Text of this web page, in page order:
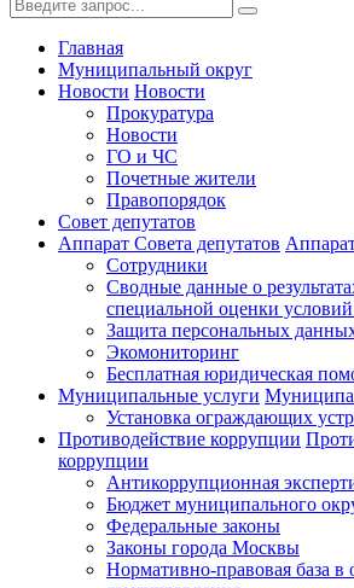
Главная
Муниципальный округ
Новости Новости
Прокуратура
Новости
ГО и ЧС
Почетные жители
Правопорядок
Совет депутатов
Аппарат Совета депутатов
Сотрудники
Сводные данные о
специальной оценки условий
Защита персональных
Экомониторинг
Бесплатная юридическая
Муниципальные услуги
Установка ограждающих
Противодействие коррупции
коррупции
Антикоррупционная
Бюджет муниципального
Федеральные законы
Законы города Москвы
Нормативно-правовая база в